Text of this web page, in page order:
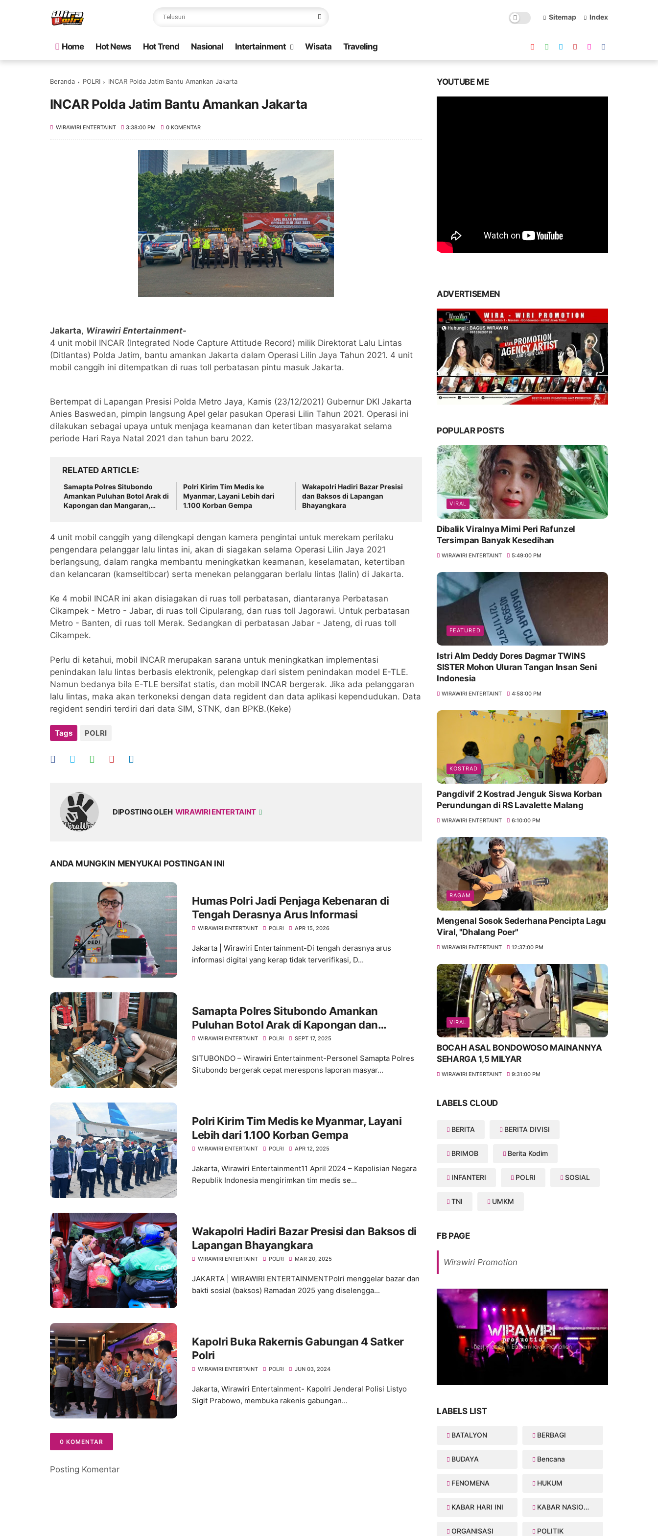
Sitemap Index
Home Hot News Hot Trend Nasional Intertainment Wisata Traveling
Beranda POLRI INCAR Polda Jatim Bantu Amankan Jakarta
INCAR Polda Jatim Bantu Amankan Jakarta
WIRAWIRI ENTERTAINT 3:38:00 PM 0 KOMENTAR
Jakarta, Wirawiri Entertainment-
4 unit mobil INCAR (Integrated Node Capture Attitude Record) milik Direktorat Lalu Lintas
(Ditlantas) Polda Jatim, bantu amankan Jakarta dalam Operasi Lilin Jaya Tahun 2021. 4 unit
mobil canggih ini ditempatkan di ruas toll perbatasan pintu masuk Jakarta.
Bertempat di Lapangan Presisi Polda Metro Jaya, Kamis (23/12/2021) Gubernur DKI Jakarta
Anies Baswedan, pimpin langsung Apel gelar pasukan Operasi Lilin Tahun 2021. Operasi ini
dilakukan sebagai upaya untuk menjaga keamanan dan ketertiban masyarakat selama
periode Hari Raya Natal 2021 dan tahun baru 2022.
RELATED ARTICLE
Samapta Polres Situbondo
Amankan Puluhan Botol Arak di
Kapongan dan Mangaran,
Polri Kirim Tim Medis ke
Myanmar, Layani Lebih dari
1.100 Korban Gempa
Wakapolri Hadiri Bazar Presisi
dan Baksos di Lapangan
Bhayangkara
4 unit mobil canggih yang dilengkapi dengan kamera pengintai untuk merekam perilaku
pengendara pelanggar lalu lintas ini, akan di siagakan selama Operasi Lilin Jaya 2021
berlangsung, dalam rangka membantu meningkatkan keamanan, keselamatan, ketertiban
dan kelancaran (kamseltibcar) serta menekan pelanggaran berlalu lintas (lalin) di Jakarta.
Ke 4 mobil INCAR ini akan disiagakan di ruas toll perbatasan, diantaranya Perbatasan
Cikampek - Metro - Jabar, di ruas toll Cipularang, dan ruas toll Jagorawi. Untuk perbatasan
Metro - Banten, di ruas toll Merak. Sedangkan di perbatasan Jabar - Jateng, di ruas toll
Cikampek.
Perlu di ketahui, mobil INCAR merupakan sarana untuk meningkatkan implementasi
penindakan lalu lintas berbasis elektronik, pelengkap dari sistem penindakan model E-TLE.
Namun bedanya bila E-TLE bersifat statis, dan mobil INCAR bergerak. Jika ada pelanggaran
lalu lintas, maka akan terkoneksi dengan data regident dan data aplikasi kependudukan. Data
regident sendiri terdiri dari data SIM, STNK, dan BPKB.(Keke)
Tags POLRI
DIPOSTING OLEH WIRAWIRI ENTERTAINT
ANDA MUNGKIN MENYUKAI POSTINGAN INI
Humas Polri Jadi Penjaga Kebenaran di
Tengah Derasnya Arus Informasi
WIRAWIRI ENTERTAINT POLRI APR 15, 2026
Jakarta | Wirawiri Entertainment-Di tengah derasnya arus
informasi digital yang kerap tidak terverifikasi, D...
Samapta Polres Situbondo Amankan
Puluhan Botol Arak di Kapongan dan
Mangaran, Penjual Diproses Tipiring
WIRAWIRI ENTERTAINT POLRI SEPT 17, 2025
SITUBONDO – Wirawiri Entertainment-Personel Samapta Polres
Situbondo bergerak cepat merespons laporan masyar...
Polri Kirim Tim Medis ke Myanmar, Layani
Lebih dari 1.100 Korban Gempa
WIRAWIRI ENTERTAINT POLRI APR 12, 2025
Jakarta, Wirawiri Entertainment11 April 2024 – Kepolisian Negara
Republik Indonesia mengirimkan tim medis se...
Wakapolri Hadiri Bazar Presisi dan Baksos di
Lapangan Bhayangkara
WIRAWIRI ENTERTAINT POLRI MAR 20, 2025
JAKARTA | WIRAWIRI ENTERTAINMENTPolri menggelar bazar dan
bakti sosial (baksos) Ramadan 2025 yang diselengga...
Kapolri Buka Rakernis Gabungan 4 Satker
Polri
WIRAWIRI ENTERTAINT POLRI JUN 03, 2024
Jakarta, Wirawiri Entertainment- Kapolri Jenderal Polisi Listyo
Sigit Prabowo, membuka rakenis gabungan...
0 KOMENTAR
Posting Komentar
YOUTUBE ME
ADVERTISEMEN
POPULAR POSTS
VIRAL
Dibalik Viralnya Mimi Peri Rafunzel
Tersimpan Banyak Kesedihan
WIRAWIRI ENTERTAINT 5:49:00 PM
FEATURED
Istri Alm Deddy Dores Dagmar TWINS
SISTER Mohon Uluran Tangan Insan Seni
Indonesia
WIRAWIRI ENTERTAINT 4:58:00 PM
KOSTRAD
Pangdivif 2 Kostrad Jenguk Siswa Korban
Perundungan di RS Lavalette Malang
WIRAWIRI ENTERTAINT 6:10:00 PM
RAGAM
Mengenal Sosok Sederhana Pencipta Lagu
Viral, "Dhalang Poer"
WIRAWIRI ENTERTAINT 12:37:00 PM
VIRAL
BOCAH ASAL BONDOWOSO MAINANNYA
SEHARGA 1,5 MILYAR
WIRAWIRI ENTERTAINT 9:31:00 PM
LABELS CLOUD
BERITA BERITA DIVISI
BRIMOB Berita Kodim
INFANTERI POLRI SOSIAL
TNI UMKM
FB PAGE
Wirawiri Promotion
LABELS LIST
BATALYON BERBAGI
BUDAYA Bencana
FENOMENA HUKUM
KABAR HARI INI KABAR NASIONAL
ORGANISASI POLITIK